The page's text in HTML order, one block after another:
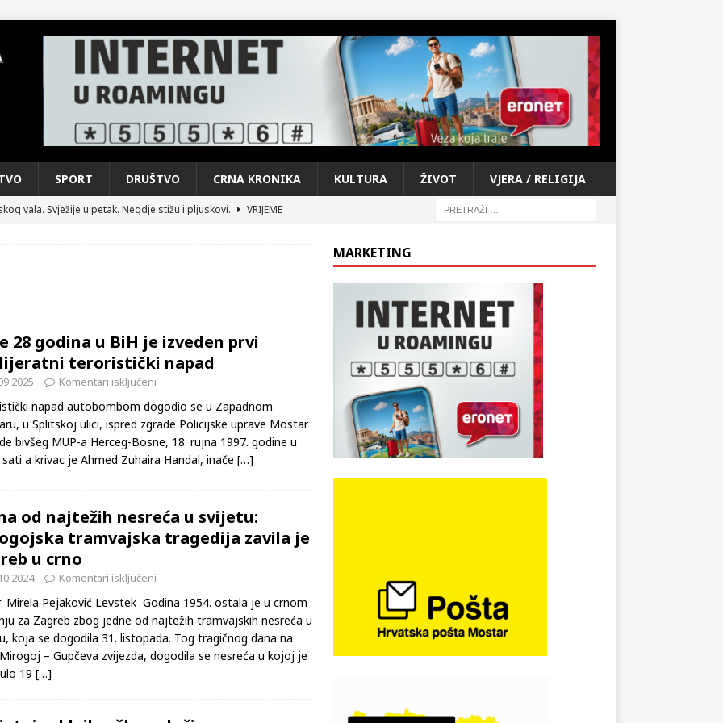
SPORT DRUŠTVO CRNA KRONIKA KULTURA ŽIVOT VJERA / RELIGIJA
vala. Svježije u petak. Negdje stižu i pljuskovi.
VRIJEME
iz sažetka dnevnih događaja za protekli vikend
CRNA
Vozači satima čekaju, dok se drugi ubacuju sa strane
VIJESTI
29. srpnja 2018, preminuo je glazbeni genij Oliver Dragojević
28 godina u BiH je izveden prvi
teroristički napad
Komentari isključeni
napad autobombom dogodio se u Zapadnom
u Splitskoj ulici, ispred zgrade Policijske uprave Mostar
bivšeg MUP-a Herceg-Bosne, 18. rujna 1997. godine u
sati a krivac je Ahmed Zuhaira Handal, inače […]
od najtežih nesreća u svijetu:
tramvajska tragedija zavila je
u crno
Komentari isključeni
Mirela Pejaković Levstek Godina 1954. ostala je u crnom
za Zagreb zbog jedne od najtežih tramvajskih nesreća u
koja se dogodila 31. listopada. Tog tragičnog dana na
– Gupčeva zvijezda, dogodila se nesreća u kojoj je
19 […]
MARKETING